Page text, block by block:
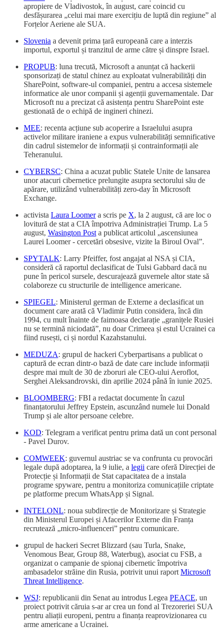
apropiere de Vladivostok, în august, care coincid cu
desfășurarea „celui mai mare exercițiu de luptă din regiune” al
Forțelor Aeriene ale SUA.
Slovenia a devenit prima țară europeană care a interzis
importul, exportul și tranzitul de arme către și dinspre Israel.
PROPUB: luna trecută, Microsoft a anunțat că hackerii
sponsorizați de statul chinez au exploatat vulnerabilități din
SharePoint, software-ul companiei, pentru a accesa sistemele
informatice ale unor companii și agenții guvernamentale. Dar
Microsoft nu a precizat că asistența pentru SharePoint este
gestionată de o echipă de ingineri chinezi.
MEE: recenta acțiune sub acoperire a Israelului asupra
activelor militare iraniene a expus vulnerabilități semnificative
din cadrul sistemelor de informații și contrainformații ale
Teheranului.
CYBERSC: China a acuzat public Statele Unite de lansarea
unor atacuri cibernetice prelungite asupra sectorului său de
apărare, utilizând vulnerabilități zero-day în Microsoft
Exchange.
activista Laura Loomera scris pe X, la 2 august, că are loc o
lovitură de stat a CIA împotriva Administrației Trump. La 5
august, Wasington Post a publicat articolul „ascensiunea
Laurei Loomer - cercetări obsesive, vizite la Biroul Oval”.
SPYTALK: Larry Pfeiffer, fost angajat al NSA și CIA,
consideră că raportul declasificat de Tulsi Gabbard dacă nu
pune în pericol sursele, descurajează guvernele altor state să
colaboreze cu structurile de intelligence americane.
SPIEGEL: Ministerul german de Externe a declasificat un
document care arată că Vladimir Putin considera, încă din
1994, cu mult înainte de faimoasa declarație „granițele Rusiei
nu se termină niciodată”, nu doar Crimeea și estul Ucrainei ca
fiind rusești, ci și nordul Kazahstanului.
MEDUZA: grupul de hackeri Cyberpartisans a publicat o
captură de ecran dintr-o bază de date care include informații
despre mai mult de 30 de zboruri ale CEO-ului Aeroflot,
Serghei Aleksandrovski, din aprilie 2024 până în iunie 2025.
BLOOMBERG: FBI a redactat documente în cazul
finanțatorului Jeffrey Epstein, ascunzând numele lui Donald
Trump și ale altor persoane celebre.
KOD: Telegram a verificat pentru prima dată un cont personal
- Pavel Durov.
COMWEEK: guvernul austriac se va confrunta cu provocări
legale după adoptarea, la 9 iulie, a legii care oferă Direcției de
Protecție și Informații de Stat capacitatea de a instala
programe spyware, pentru a monitoriza comunicațiile criptate
pe platforme precum WhatsApp și Signal.
INTELONL: noua subdirecție de Monitorizare și Strategie
din Ministerul Europei și Afacerilor Externe din Franța
recrutează „micro-influenceri” pentru comunicare.
grupul de hackeri Secret Blizzard (sau Turla, Snake,
Venomous Bear, Group 88, Waterbug), asociat cu FSB, a
organizat o campanie de spionaj cibernetic împotriva
ambasadelor străine din Rusia, potrivit unui raport Microsoft
Threat Intelligence.
WSJ: republicanii din Senat au introdus Legea PEACE, un
proiect potrivit căruia s-ar ar crea un fond al Trezoreriei SUA
pentru aliații europeni, pentru a finanța reaprovizionarea cu
arme americane a Ucrainei.